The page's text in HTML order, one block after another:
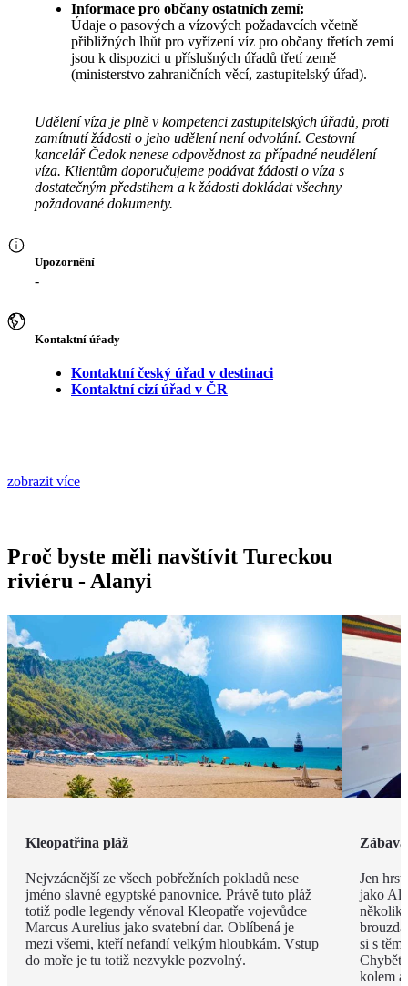
Informace pro občany ostatních zemí:
Údaje o pasových a vízových požadavcích včetně
přibližných lhůt pro vyřízení víz pro občany třetích zemí
jsou k dispozici u příslušných úřadů třetí země
(ministerstvo zahraničních věcí, zastupitelský úřad).
Udělení víza je plně v kompetenci zastupitelských úřadů, proti
zamítnutí žádosti o jeho udělení není odvolání. Cestovní
kancelář Čedok nenese odpovědnost za případné neudělení
víza. Klientům doporučujeme podávat žádosti o víza s
dostatečným předstihem a k žádosti dokládat všechny
požadované dokumenty.
Upozornění
-
Kontaktní úřady
Kontaktní český úřad v destinaci
Kontaktní cizí úřad v ČR
zobrazit více
Proč byste měli navštívit Tureckou
riviéru - Alanyi
Kleopatřina pláž
Nejvzácnější ze všech pobřežních pokladů nese
jméno slavné egyptské panovnice. Právě tuto pláž
totiž podle legendy věnoval Kleopatře vojevůdce
Marcus Aurelius jako svatební dar. Oblíbená je
mezi všemi, kteří nefandí velkým hloubkám. Vstup
do moře je tu totiž nezvykle pozvolný.
Jen
jako
si s
Chybět
kolem